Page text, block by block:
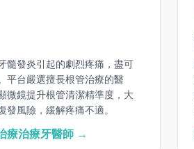
髓發炎引起的劇烈疼痛，盡可
平台嚴選擅長根管治療的醫
微鏡提升根管清潔精準度，大
發風險，緩解疼痛不適。
療治療牙醫師 →